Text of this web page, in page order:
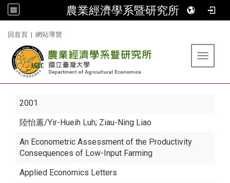
農業經濟學系暨研究所
回首頁 | 網站導覽
Toggle
2001
陸怡蕙/Yir-Hueih Luh; Ziau-Ning Liao
An Econometric Assessment of the Productivity
Consequences of Low-Input Farming
Applied Economics Letters